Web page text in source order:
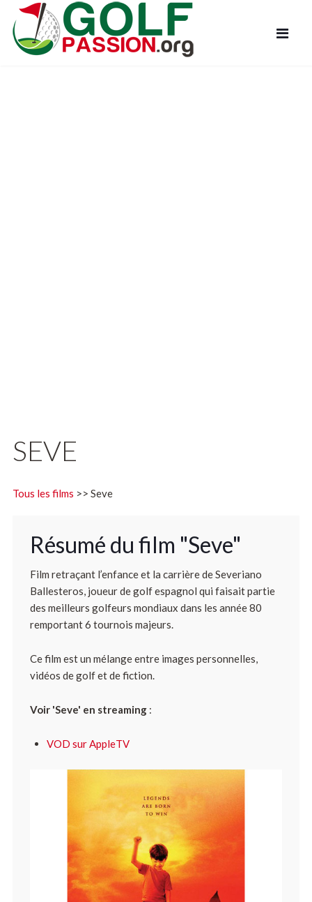
SEVE
Tous les films >> Seve
Résumé du film "Seve"
Film retraçant l’enfance et la carrière de Severiano
Ballesteros, joueur de golf espagnol qui faisait partie
des meilleurs golfeurs mondiaux dans les année 80
remportant 6 tournois majeurs.
Ce film est un mélange entre images personnelles,
vidéos de golf et de fiction.
Voir 'Seve' en streaming:
VOD sur AppleTV